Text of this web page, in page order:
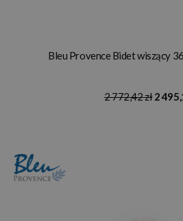
Bleu Provence Bidet wiszący
2 772,42 zł 2